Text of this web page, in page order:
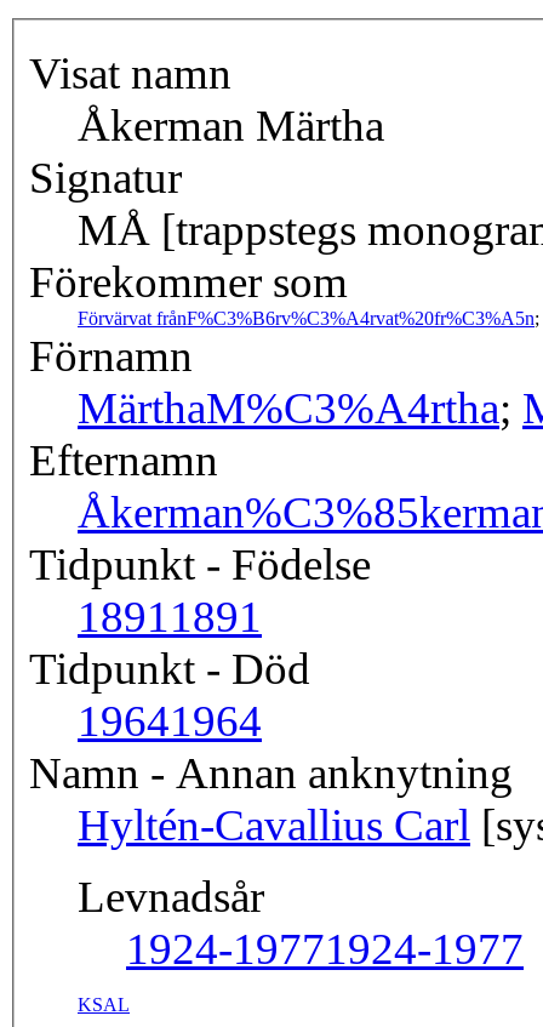
Visat namn
Åkerman Märtha
Signatur
MÅ [trappstegs
Förekommer som
Förvärvat frånF%C3%B6rv%C3%A4rvat%20fr%C3%A5n;
Förnamn
MärthaM%C3%A4rtha;
Efternamn
Åkerman
Tidpunkt - Födelse
18911891
Tidpunkt - Död
19641964
Namn - Annan anknytning
Hyltén-Cavallius Carl
Levnadsår
1924-19771924-1977
KSAL